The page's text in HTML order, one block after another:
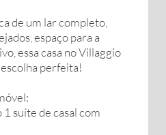
de um lar completo,
espaço para a
essa casa no Villaggio
perfeita!
suíte de casal com